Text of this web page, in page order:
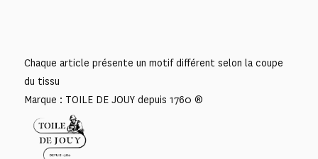
Chaque article présente un motif différent selon la coupe
du tissu
Marque : TOILE DE JOUY depuis 1760 ®